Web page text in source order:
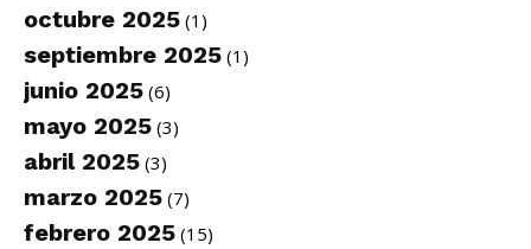
octubre 2025 (1)
septiembre 2025 (1)
junio 2025 (6)
mayo 2025 (3)
abril 2025 (3)
marzo 2025 (7)
febrero 2025 (15)